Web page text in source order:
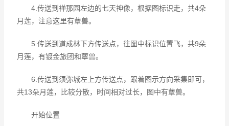
4.传送到禅那园左边的七天神像，根据图标识走，共4朵
月莲，注意这里有蕈兽。
5.传送到道成林下方传送点，往图中标识位置飞，共9朵
月莲，有镀金旅团和蕈兽。
6.传送到须弥城左上方传送点，跟着图示方向采集即可，
共13朵月莲，比较分散，时间相对过长，图中有蕈兽。
开始位置